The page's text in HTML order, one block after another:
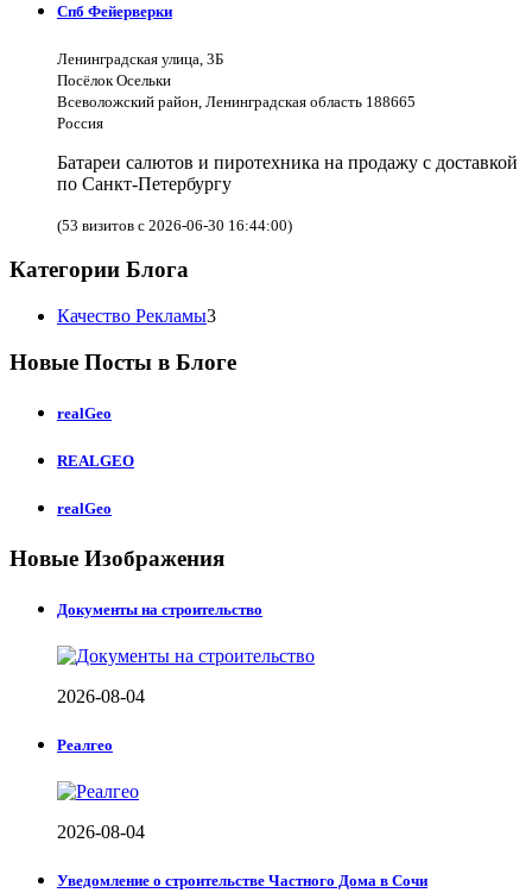
Спб Фейерверки
Ленинградская улица, 3Б
Посёлок Осельки
Всеволожский район, Ленинградская область 188665
Россия
Батареи салютов и пиротехника на продажу с доставкой
по Санкт-Петербургу
(53 визитов с 2026-06-30 16:44:00)
Категории Блога
Качество Рекламы3
Новые Посты в Блоге
realGeo
REALGEO
realGeo
Новые Изображения
Документы на строительство
2026-08-04
Реалгео
2026-08-04
Уведомление о строительстве Частного Дома в Сочи